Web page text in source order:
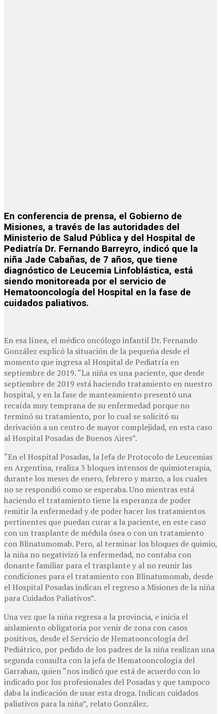
En conferencia de prensa, el Gobierno de
Misiones, a través de las autoridades del
Ministerio de Salud Pública y del Hospital de
Pediatría Dr. Fernando Barreyro, indicó que la
niña Jade Cabañas, de 7 años, que tiene
diagnóstico de Leucemia Linfoblástica, está
siendo monitoreada por el servicio de
Hematooncología del Hospital en la fase de
cuidados paliativos.
En esa línea, el médico oncólogo infantil Dr. Fernando
González explicó la situación de la pequeña desde el
momento que ingresa al Hospital de Pediatría en
septiembre de 2019. “La niña es una paciente, que desde
septiembre de 2019 está haciendo tratamiento en nuestro
hospital, y en la fase de manteamiento presentó una
recaída muy temprana de su enfermedad porque no
terminó su tratamiento, por lo cual se solicitó su
derivación a un centro de mayor complejidad, en esta caso
al Hospital Posadas de Buenos Aires”.
“En el Hospital Posadas, la Jefa de Protocolo de Leucemias
en Argentina, realiza 3 bloques intensos de quimioterapia,
durante los meses de enero, febrero y marzo, a los cuales
no se respondió como se esperaba. Uno mientras está
haciendo el tratamiento tiene la esperanza de poder
remitir la enfermedad y de poder hacer los tratamientos
pertinentes que puedan curar a la paciente, en este caso
con un trasplante de médula ósea o con un tratamiento
con Blinatumomab. Pero, al terminar los bloques de quimio,
la niña no negativizó la enfermedad, no contaba con
donante familiar para el trasplante y al no reunir las
condiciones para el tratamiento con Blinatumomab, desde
el Hospital Posadas indican el regreso a Misiones de la niña
para Cuidados Paliativos”.
Una vez que la niña regresa a la provincia, e inicia el
aislamiento obligatoria por venir de zona con casos
positivos, desde el Servicio de Hematooncología del
Pediátrico, por pedido de los padres de la niña realizan una
segunda consulta con la jefa de Hematooncología del
Garrahan, quien “nos indicó que está de acuerdo con lo
indicado por los profesionales del Posadas y que tampoco
daba la indicación de usar esta droga. Indican cuidados
paliativos para la niña”, relato González.